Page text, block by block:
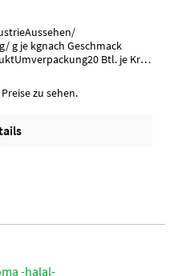
g je kgnach Geschmack
Btl. je Krt.
zu sehen.